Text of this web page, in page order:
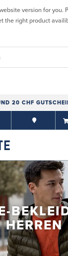
version for you.
the right product
20 CHF
HERREN